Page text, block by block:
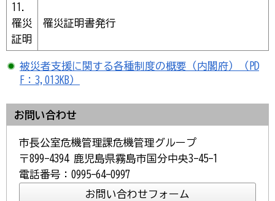
11.
罹災
証明
罹災証明書発行
被災者支援に関する各種制度の概要（内閣府）（PD
F：3,013KB）
お問い合わせ
市長公室危機管理課危機管理グループ
〒899-4394 鹿児島県霧島市国分中央3-45-1
電話番号：0995-64-0997